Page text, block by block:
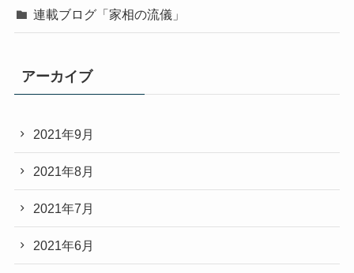
連載ブログ「家相の流儀」
アーカイブ
2021年9月
2021年8月
2021年7月
2021年6月